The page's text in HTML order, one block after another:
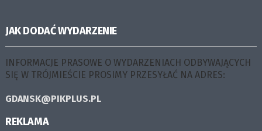
JAK DODAĆ WYDARZENIE
INFORMACJE PRASOWE O WYDARZENIACH ODBYWAJĄCYCH
SIĘ W TRÓJMIEŚCIE PROSIMY PRZESYŁAĆ NA ADRES:
GDANSK@PIKPLUS.PL
REKLAMA